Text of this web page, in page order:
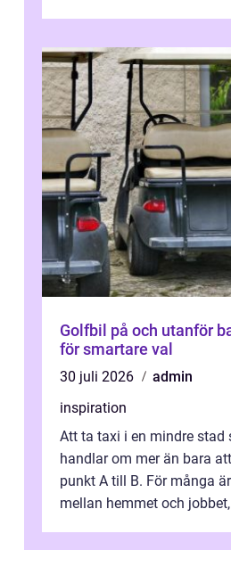
Golfbil på och utanför banan
för smartare val
30 juli 2026
admin
inspiration
Att ta taxi i en mindre stad
handlar om mer än bara
punkt A till B. För många
mellan hemmet och